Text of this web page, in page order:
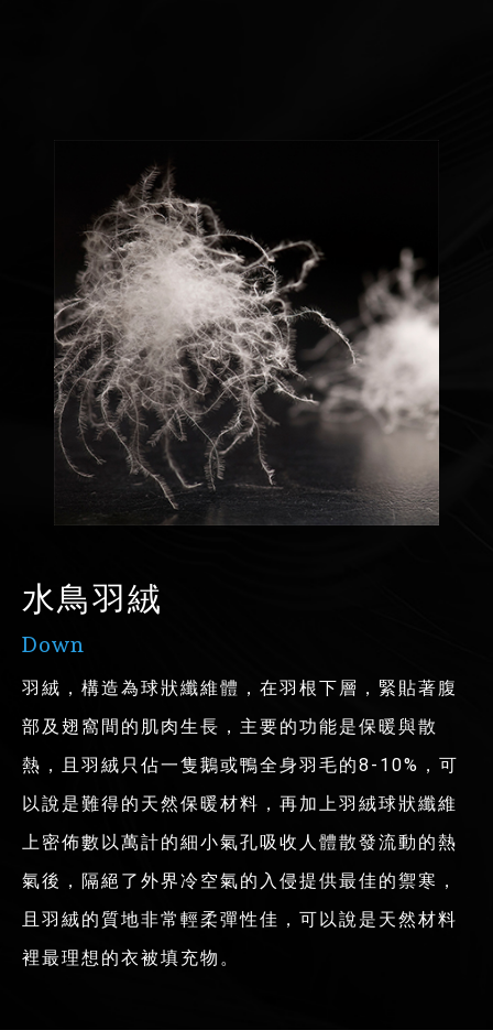
水鳥羽絨
Down
羽絨，構造為球狀纖維體，在羽根下層，緊貼著腹
部及翅窩間的肌肉生長，主要的功能是保暖與散
熱，且羽絨只佔一隻鵝或鴨全身羽毛的8-10%，可
以說是難得的天然保暖材料，再加上羽絨球狀纖維
上密佈數以萬計的細小氣孔吸收人體散發流動的熱
氣後，隔絕了外界冷空氣的入侵提供最佳的禦寒，
且羽絨的質地非常輕柔彈性佳，可以說是天然材料
裡最理想的衣被填充物。